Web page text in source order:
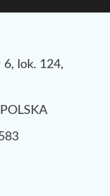
6, lok. 124,